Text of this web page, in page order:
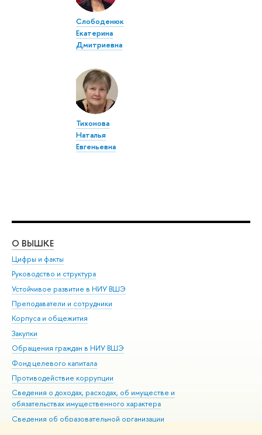
Слободенюк
Екатерина
Дмитриевна
Тихонова
Наталья
Евгеньевна
О ВЫШКЕ
Цифры и факты
Руководство и структура
Устойчивое развитие в НИУ ВШЭ
Преподаватели и сотрудники
Корпуса и общежития
Закупки
Обращения граждан в НИУ ВШЭ
Фонд целевого капитала
Противодействие коррупции
Сведения о доходах, расходах, об имуществе и
обязательствах имущественного характера
Сведения об образовательной организации